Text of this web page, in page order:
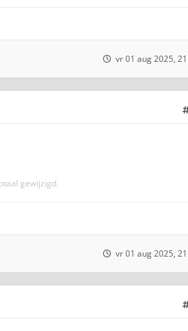
vr 01 aug 2025,
gewijzigd.
vr 01 aug 2025,